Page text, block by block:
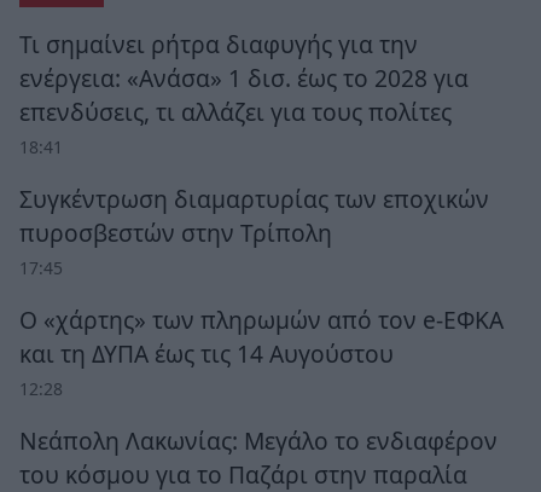
Τι σημαίνει ρήτρα διαφυγής για την
ενέργεια: «Ανάσα» 1 δισ. έως το 2028 για
επενδύσεις, τι αλλάζει για τους πολίτες
18:41
Συγκέντρωση διαμαρτυρίας των εποχικών
πυροσβεστών στην Τρίπολη
17:45
Ο «χάρτης» των πληρωμών από τον e-ΕΦΚΑ
και τη ΔΥΠΑ έως τις 14 Αυγούστου
12:28
Νεάπολη Λακωνίας: Μεγάλο το ενδιαφέρον
του κόσμου για το Παζάρι στην παραλία